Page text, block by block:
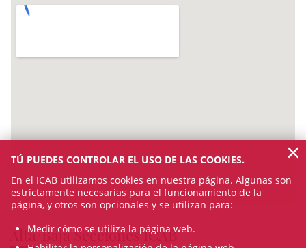
Alta/Baja Secciones ICAB
TÚ PUEDES CONTROLAR EL USO DE LAS COOKIES.
En el ICAB utilizamos cookies en nuestra página. Algunas son
estrictamente necesarias para el funcionamiento de la
página, y otros son opcionales y se utilizan para:
Medir cómo se utiliza la página web.
×